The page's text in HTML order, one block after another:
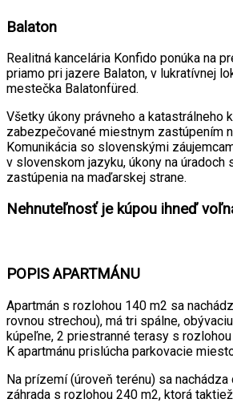
Balaton
Realitná kancelária Konfido ponúka na
priamo pri jazere Balaton, v lukratívnej
mestečka Balatonfüred.
Všetky úkony právneho a katastrálneho
zabezpečované miestnym zastúpením
Komunikácia so slovenskými
v slovenskom jazyku, úkony na úradoch
zastúpenia na maďarskej strane.
Nehnuteľnosť je kúpou ihneď
POPIS APARTMÁNU
Apartmán s rozlohou 140 m2 sa
rovnou strechou), má tri spálne,
kúpeľne, 2 priestranné terasy s
K apartmánu prislúcha parkovacie
Na prízemí (úroveň terénu) sa
záhrada s rozlohou 240 m2, ktorá